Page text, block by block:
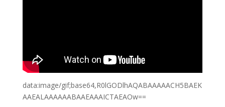
data:image/gif;base64,R0lGODlhAQABAAAAACH5BAEK
AAEALAAAAAABAAEAAAICTAEAOw==